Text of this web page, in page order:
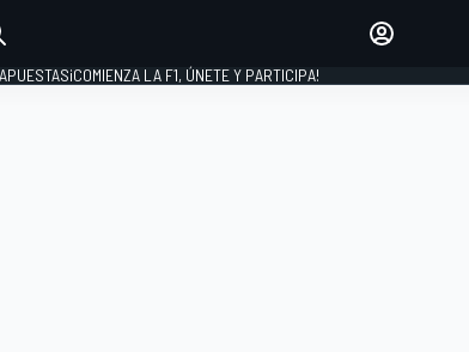
APUESTAS¡COMIENZA LA F1, ÚNETE Y PARTICIPA!